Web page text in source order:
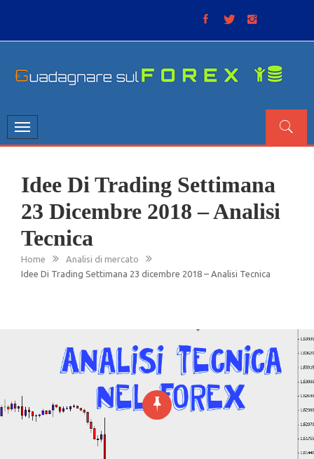
Toggle
navigation
Idee Di Trading Settimana
23 Dicembre 2018 – Analisi
Tecnica
Home
Analisi di mercato
Idee Di Trading Settimana 23 dicembre 2018 – Analisi Tecnica